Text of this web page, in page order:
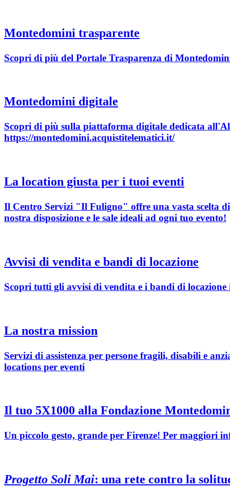
Montedomini trasparente
Scopri di più del Portale Trasparenza di
Montedomini digitale
Scopri di più sulla piattaforma digitale dedicata
https://montedomini.acquistitelematici.it/
La location giusta per i tuoi eventi
Il Centro Servizi "Il Fuligno" offre una vasta scelta
nostra disposizione e le sale ideali ad ogni tuo evento!
Avvisi di vendita e bandi di locazione
Scopri tutti gli avvisi di vendita e i bandi di
La nostra mission
Servizi di assistenza per persone fragili, disabili e
locations per eventi
Il tuo 5X1000 alla Fondazione
Un piccolo gesto, grande per Firenze! Per maggiori
Progetto Soli Mai: una rete contro la